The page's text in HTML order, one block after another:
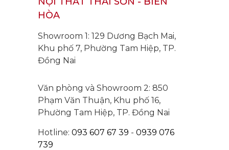
số đặc điểm của
mời bạn cùng
theo dõi!
HÒA
Showroom 1: 129 Dương Bạch Mai,
Khu phố 7, Phường Tam Hiệp, TP.
Đồng Nai
Văn phòng và Showroom 2: 850
Phạm Văn Thuận, Khu phố 16,
Phường Tam Hiệp, TP. Đồng Nai
Hotline: 093 607 67 39 - 0939 076
739